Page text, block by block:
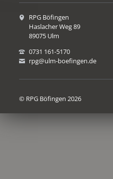
RPG Böfingen
Haslacher Weg 89
89075 Ulm
0731 161-5170
rpg@ulm-boefingen.de
© RPG Böfingen 2026